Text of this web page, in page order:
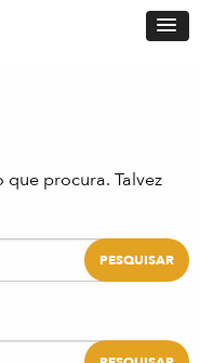
procura. Talvez